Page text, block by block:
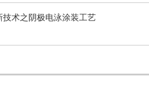
术之阴极电泳涂装工艺